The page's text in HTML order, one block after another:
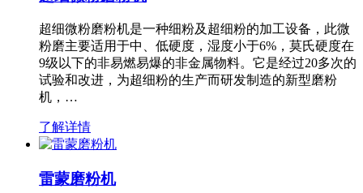
超细微粉磨粉机是一种细粉及超细粉的加工设备，此微
粉磨主要适用于中、低硬度，湿度小于6%，莫氏硬度在
9级以下的非易燃易爆的非金属物料。它是经过20多次的
试验和改进，为超细粉的生产而研发制造的新型磨粉
机，…
了解详情
雷蒙磨粉机